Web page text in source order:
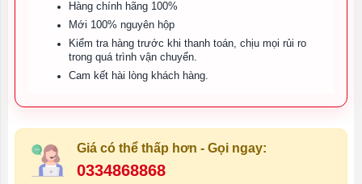
Hàng chính hãng 100%
Mới 100% nguyên hộp
Kiểm tra hàng trước khi thanh toán, chịu mọi rủi ro
trong quá trình vận chuyển.
Cam kết hài lòng khách hàng.
Giá có thể thấp hơn - Gọi ngay:
0334868868